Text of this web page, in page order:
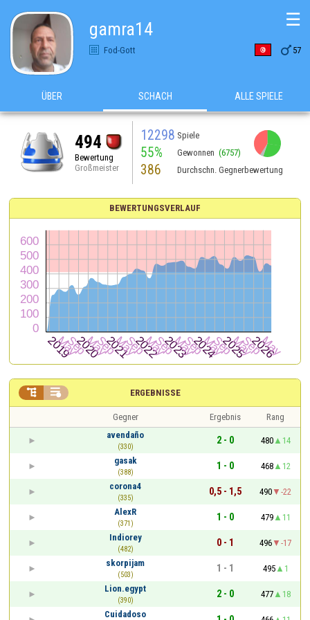
gamra14
Fod-Gott  57
☰
ÜBER SCHACH ALLE SPIELE
494
Bewertung
Großmeister
12298 Spiele
55% Gewonnen (6757)
386 Durchschn. Gegnerbewertung
BEWERTUNGSVERLAUF
ERGEBNISSE
 
Gegner Ergebnis
Rang
avendaño
(330)
2 - 0 480
14
gasak
(388)
1 - 0 468
12
corona4
(335)
0,5 - 1,5 490
-22
AlexR
(371)
1 - 0 479
11
Indiorey
(482)
0 - 1 496
-17
skorpijam
(503)
1 - 1 495
1
Lion.egypt
(390)
2 - 0 477
18
Cuidadoso